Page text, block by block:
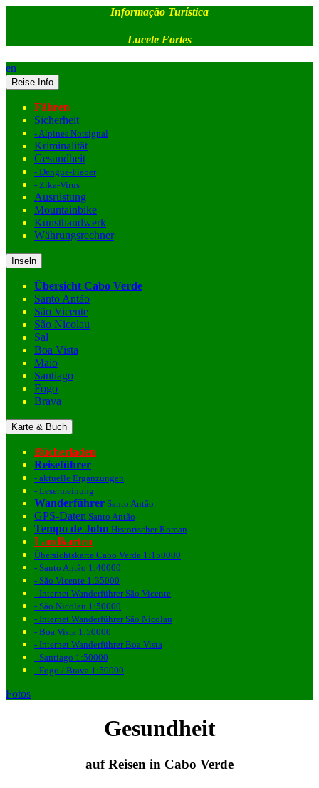
Informação Turística
Lucete Fortes
en
Reise-Info
Fähren
Sicherheit
- Alpines Notsignal
Kriminalität
Gesundheit
- Dengue-Fieber
- Zika-Virus
Ausrüstung
Mountainbike
Kunsthandwerk
Währungsrechner
Inseln
Übersicht Cabo Verde
Santo Antão
São Vicente
São Nicolau
Sal
Boa Vista
Maio
Santiago
Fogo
Brava
Karte & Buch
Bücherladen
Reiseführer
- aktuelle Ergänzungen
- Lesermeinung
Wanderführer Santo Antão
GPS-Daten Santo Antão
Tempo de John Historischer Roman
Landkarten
Übersichtskarte Cabo Verde 1:150000
- Santo Antão 1:40000
- São Vicente 1:35000
- Internet Wanderführer São Vicente
- São Nicolau 1:50000
- Internet Wanderführer São Nicolau
- Boa Vista 1:50000
- Internet Wanderführer Boa Vista
- Santiago 1:50000
- Fogo / Brava 1:50000
Fotos
Gesundheit
auf Reisen in Cabo Verde